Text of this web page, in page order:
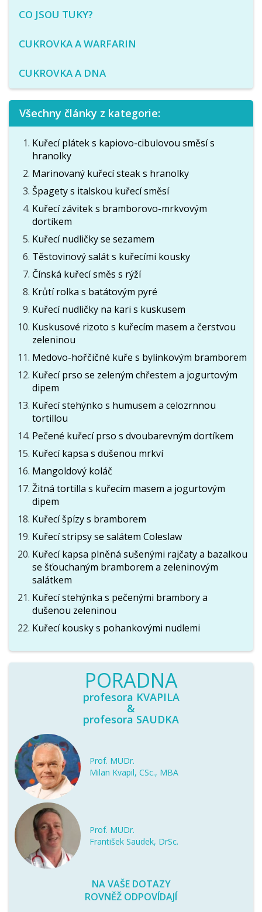
CO JSOU TUKY?
CUKROVKA A WARFARIN
CUKROVKA A DNA
Všechny články z kategorie:
Kuřecí plátek s kapiovo-cibulovou směsí s
hranolky
Marinovaný kuřecí steak s hranolky
Špagety s italskou kuřecí směsí
Kuřecí závitek s bramborovo-mrkvovým
dortíkem
Kuřecí nudličky se sezamem
Těstovinový salát s kuřecími kousky
Čínská kuřecí směs s rýží
Krůtí rolka s batátovým pyré
Kuřecí nudličky na kari s kuskusem
Kuskusové rizoto s kuřecím masem a čerstvou
zeleninou
Medovo-hořčičné kuře s bylinkovým bramborem
Kuřecí prso se zeleným chřestem a jogurtovým
dipem
Kuřecí stehýnko s humusem a celozrnnou
tortillou
Pečené kuřecí prso s dvoubarevným dortíkem
Kuřecí kapsa s dušenou mrkví
Mangoldový koláč
Žitná tortilla s kuřecím masem a jogurtovým
dipem
Kuřecí špízy s bramborem
Kuřecí stripsy se salátem Coleslaw
Kuřecí kapsa plněná sušenými rajčaty a bazalkou
se šťouchaným bramborem a zeleninovým
salátkem
Kuřecí stehýnka s pečenými brambory a
dušenou zeleninou
Kuřecí kousky s pohankovými nudlemi
PORADNA
profesora KVAPILA
&
profesora SAUDKA
Prof. MUDr.
Milan Kvapil, CSc., MBA
Prof. MUDr.
František Saudek, DrSc.
NA VAŠE DOTAZY
ROVNĚŽ ODPOVÍDAJÍ